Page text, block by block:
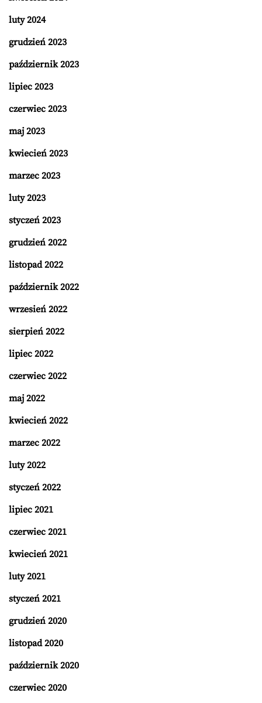
luty 2024
grudzień 2023
październik 2023
lipiec 2023
czerwiec 2023
maj 2023
kwiecień 2023
marzec 2023
luty 2023
styczeń 2023
grudzień 2022
listopad 2022
październik 2022
wrzesień 2022
sierpień 2022
lipiec 2022
czerwiec 2022
maj 2022
kwiecień 2022
marzec 2022
luty 2022
styczeń 2022
lipiec 2021
czerwiec 2021
kwiecień 2021
luty 2021
styczeń 2021
grudzień 2020
listopad 2020
październik 2020
czerwiec 2020